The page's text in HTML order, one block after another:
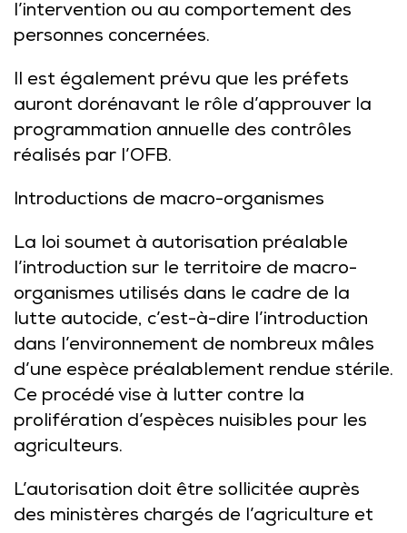
l’intervention ou au comportement des
personnes concernées.
Il est également prévu que les préfets
auront dorénavant le rôle d’approuver la
programmation annuelle des contrôles
réalisés par l’OFB.
Introductions de macro-organismes
La loi soumet à autorisation préalable
l’introduction sur le territoire de macro-
organismes utilisés dans le cadre de la
lutte autocide, c’est-à-dire l’introduction
dans l’environnement de nombreux mâles
d’une espèce préalablement rendue stérile.
Ce procédé vise à lutter contre la
prolifération d’espèces nuisibles pour les
agriculteurs.
L’autorisation doit être sollicitée auprès
des ministères chargés de l’agriculture et